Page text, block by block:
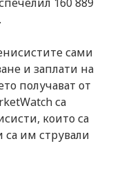
сами
и заплати на
получават от
са
които са
са им стрували